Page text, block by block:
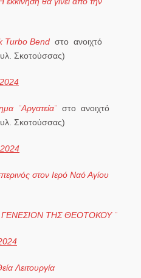
Turbo Bend στο ανοιχτό
Σκοτούσσας)
¨Αργατεία¨ στο ανοιχτό
Σκοτούσσας)
στον Ιερό Ναό Αγίου
ΓΕΝΕΣΙΟΝ ΤΗΣ ΘΕΟΤΟΚΟΥ ¨
Λειτουργία